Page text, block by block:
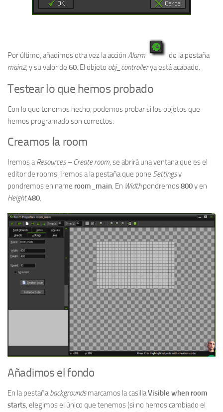
Por último, añadimos otra vez la acción Alarm
de la pestaña
main2, y su valor de 60. El objeto obj_controllerya está acabado.
Testear lo que hemos probado
Con lo que tenemos hecho, podemos probar si los objetos que
hemos programado son correctos.
Creamos la room
Iremos aResources – Create room, se abrirá una ventana que es el
editor de rooms. Iremos a la pestaña que pone Settingsy
pondremos en name room_main. En Widthpondremos800y en
Height480.
Añadimos el fondo
En la pestañabackgroundsmarcamos la casillaVisible when room
starts, elegimos el único que tenemos (si no hemos cambiado el